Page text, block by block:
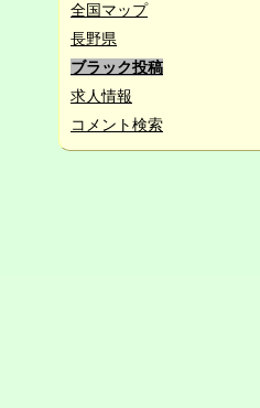
全国マップ
長野県
ブラック投稿
求人情報
コメント検索